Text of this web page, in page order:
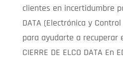
clientes en incertidumbre
DATA (Electrónica y
para ayudarte a recuperar
CIERRE DE ELCO DATA En